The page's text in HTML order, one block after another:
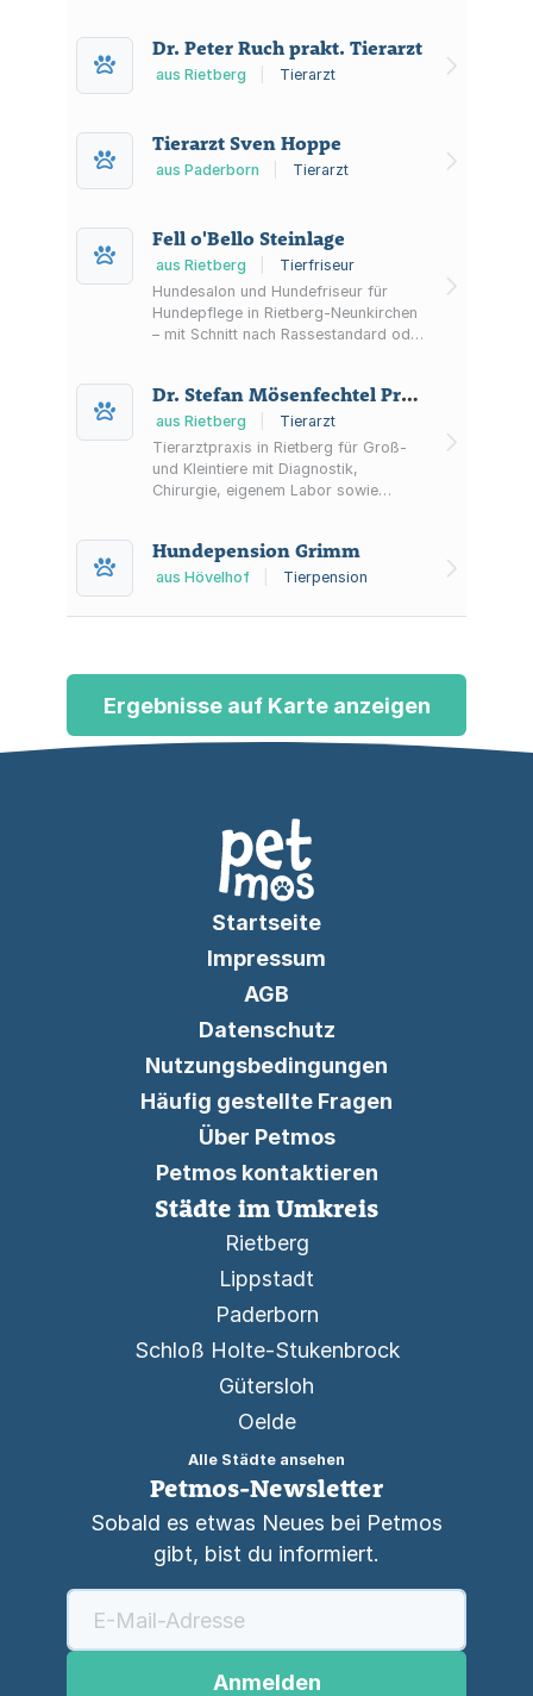
und stationäre Behandlung.
Dr. Peter Ruch prakt. Tierarzt
aus Rietberg Tierarzt
Tierarzt Sven Hoppe
aus Paderborn Tierarzt
Fell o'Bello Steinlage
aus Rietberg
Tierfriseur
Hundesalon und Hundefriseur für
Hundepflege in Rietberg-Neunkirchen
– mit Schnitt nach Rassestandard oder
Dr. Stefan Mösenfechtel Praktischer Tierarzt
aus Rietberg
Tierarzt
Tierarztpraxis in Rietberg für Groß-
und Kleintiere mit Diagnostik,
Chirurgie, eigenem Labor sowie
Hundepension Grimm
aus Hövelhof Tierpension
Ergebnisse auf Karte anzeigen
Startseite
Impressum
AGB
Datenschutz
Nutzungsbedingungen
Häufig gestellte Fragen
Über Petmos
Petmos kontaktieren
Städte im Umkreis
Rietberg
Lippstadt
Paderborn
Schloß Holte-Stukenbrock
Gütersloh
Oelde
Alle Städte ansehen
Petmos-Newsletter
Sobald es etwas Neues bei Petmos
gibt, bist du informiert.
Anmelden